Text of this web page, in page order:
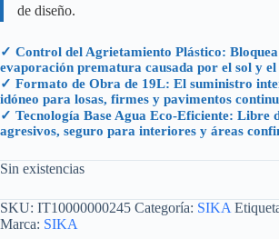
de diseño.
✓ Control del Agrietamiento Plástico:
evaporación prematura causada por el sol y el
✓ Formato de Obra de 19L: El suministro
idóneo para losas, firmes y pavimentos
✓ Tecnología Base Agua Eco-Eficiente: Libre
agresivos, seguro para interiores y áreas
Sin existencias
SKU: IT10000000245 Categoría: SIKA
Marca: SIKA